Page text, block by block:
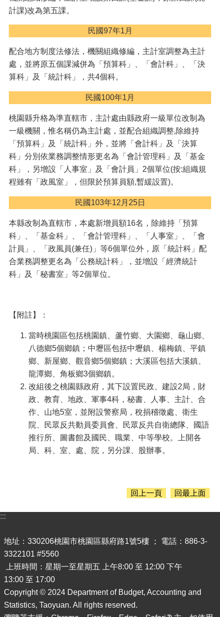
導
覽
常
見
市
政
信
桃
園
市
政
府
隱
私
權
政
策
安
計課)改為第五課。
民國97年1月
配合地方制度法修法，機關組織修編，主計室調整為主計
處，並將原五個課減併為「預算科」、「會計科」、「決
算科」及「統計科」，共4個科。
民國100年1月
桃園縣升格為準直轄市，主計處由縣政府一級單位改制為
一級機關，惟名稱仍為主計處，並配合組織調整,除維持
「預算科」及「統計科」外，並將「會計科」及「決算
科」分別依業務調整情形更名為「會計管理科」及「基金
科」，另增設「人事室」及「會計員」2個單位(按:組織規
程雖有「政風室」，但限於預算員額,暫緩設置)。
民國103年12月25日
本縣改制為直轄市，本處新增員額16名，除維持「預算
科」、「基金科」、「會計管理科」、「人事室」、「會
計員」、「政風員(兼任)」等6個單位外，原「統計科」配
合業務調整更名為「公務統計科」，並增設「經濟統計
科」及「秘書室」等2個單位。
【附註】：
當時桃園區包括桃園鎮、蘆竹鄉、大園鄉、龜山鄉、
八德鄉5個鄉鎮；中壢區包括中壢鎮、楊梅鎮、平鎮
鄉、新屋鄉、觀音鄉5個鄉鎮；大溪區包括大溪鎮、
龍潭鄉、角板鄉3個鄉鎮。
改組後之桃園縣政府，其下設置民政、建設2局，財
政、教育、地政、軍事4科，秘書、人事、主計、合
作、山地5室，並附設警察局，稅捐稽徵處、衛生
院、民眾反共動員委員會、民眾反共自衛總隊、國語
推行所、圖書館及國民、職業、中等學校。上開各
局、科、室、處、院，另分課、股辦事。
回上一頁 回最上面
:::
地址：330206桃園市桃園區縣府路1號5樓 ； 電話：886-3-
3322101 #5560
上班時間：星期一至星期五 上午8:00 至 12:00 下午
13:00 至 17:00
Copyright © 2024 Department of Budget, Accounting and
Statistics, Taoyuan. All rights reserved.